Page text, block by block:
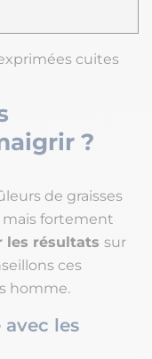
cuites
?
de graisses
mais fortement
les résultats sur
ces
homme.
les